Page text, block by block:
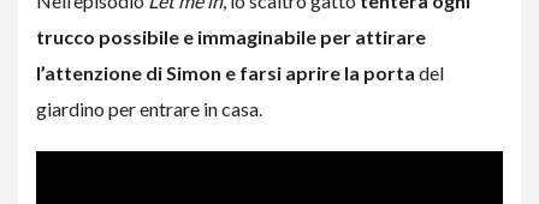
trucco possibile e immaginabile per attirare
l’attenzione di Simon e farsi aprire la porta del
giardino per entrare in casa.